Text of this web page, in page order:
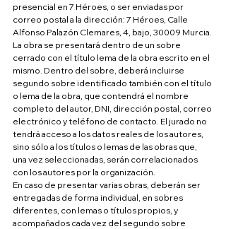
presencial en 7 Héroes, o ser enviadas por
correo postal a la dirección: 7 Héroes, Calle
Alfonso Palazón Clemares, 4, bajo, 30009 Murcia.
La obra se presentará dentro de un sobre
cerrado con el título lema de la obra escrito en el
mismo. Dentro del sobre, deberá incluirse
segundo sobre identificado también con el título
o lema de la obra, que contendrá el nombre
completo del autor, DNI, dirección postal, correo
electrónico y teléfono de contacto. El jurado no
tendrá acceso a los datos reales de los autores,
sino sólo a los títulos o lemas de las obras que,
una vez seleccionadas, serán correlacionados
con los autores por la organización.
En caso de presentar varias obras, deberán ser
entregadas de forma individual, en sobres
diferentes, con lemas o títulos propios, y
acompañados cada vez del segundo sobre